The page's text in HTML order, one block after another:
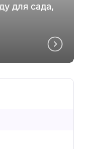
для сада,